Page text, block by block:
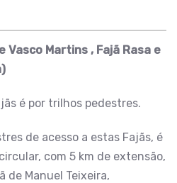
Vasco Martins , Fajã Rasa e
é por trilhos pedestres.
de acesso a estas Fajãs, é
com 5 km de extensão,
de Manuel Teixeira,